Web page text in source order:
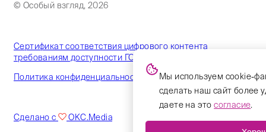
© Особый взгляд, 2026
Сертификат соответствия цифрового контента
требованиям доступности ГОСТ
Политика конфиденциальности
Сделано с OKC.Media
Мы используем cookie-
сделать наш сайт более
даете на этосогласие.